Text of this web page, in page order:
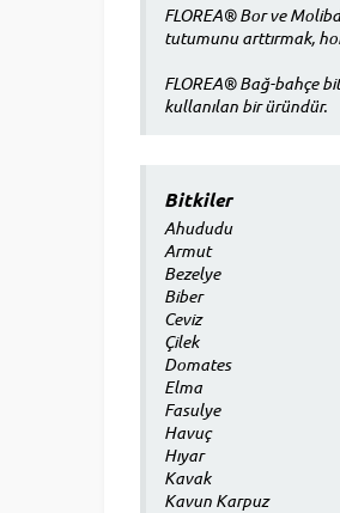
FLOREA® Bor ve
tutumunu arttırmak,
FLOREA® Bağ-bahçe
kullanılan bir üründür.
Bitkiler
Ahududu
Armut
Bezelye
Biber
Ceviz
Çilek
Domates
Elma
Fasulye
Havuç
Hıyar
Kavak
Kavun Karpuz